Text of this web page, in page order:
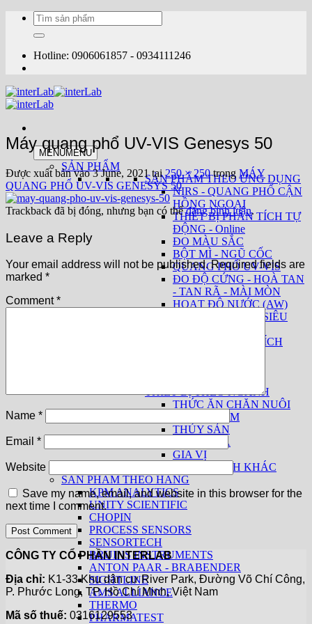
dung
Tìm
kiếm:
Hotline: 0906061857 - 0934111246
MENUMENU
SẢN PHẨM
SẢN PHẨM THEO ỨNG DỤNG
NIRS - QUANG PHỔ CẬN
HỒNG NGOẠI
THIẾT BỊ PHÂN TÍCH TỰ
ĐỘNG - Online
ĐO MÀU SẮC
BỘT MÌ - NGŨ CỐC
QUANG PHỔ UV-VIS
ĐO ĐỘ CỨNG - HOÀ TAN
- TAN RÃ - MÀI MÒN
HOẠT ĐỘ NƯỚC (AW)
MÁY LỌC NƯỚC SIÊU
THIẾT BỊ PHÂN TÍCH
THIẾT BỊ THEO NGÀNH
THỨC ĂN CHĂN NUÔI
THỰC PHẨM
THỦY SẢN
THUỐC LÁ
GIA VỊ
CÁC NGÀNH KHÁC
SẢN PHẨM THEO HÃNG
KPM ANALYTICS
UNITY SCIENTIFIC
CHOPIN
PROCESS SENSORS
SENSORTECH
BRUINS INSTRUMENTS
ANTON PAAR - BRABENDER
SIGHTLINE
AMS ALLIANCE
THERMO
PHARMATEST
Máy quang phổ UV-VIS Genesys 50
Được xuất bản vào3 June, 2021tại250 × 250trong MÁY
QUANG PHỔ UV-VIS GENESYS 50
Trackback đã bị đóng, nhưng bạn có thểđăng bình luận.
Leave a Reply
Your email address will not be published. Required fields are
marked *
Comment*
Name *
Email *
Website
Save my name, email, and website in this browser for the
next time I comment.
CÔNG TY CỔ PHẦN INTERLAB
Địa chỉ: K1-33 Khu dân cư River Park, Đường Võ Chí Công,
P. Phước Long, TP. Hồ Chí Minh, Việt Nam
Mã số thuế: 0316129553